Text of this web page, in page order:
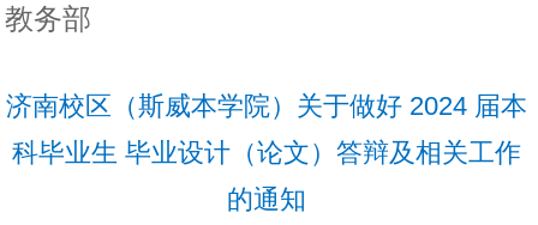
教务部
济南校区（斯威本学院）关于做好 2024 届本
科毕业生 毕业设计（论文）答辩及相关工作
的通知